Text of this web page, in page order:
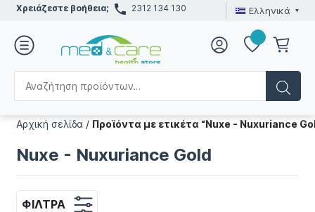
Χρειάζεστε βοήθεια; 2312 134 130 Ελληνικά
Αρχική σελίδα / Προϊόντα με ετικέτα “Nuxe - Nuxuriance
Nuxe - Nuxuriance Gold
ΦΊΛΤΡΑ